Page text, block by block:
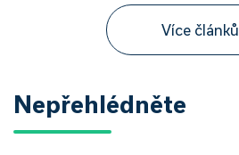
Více článků
Nepřehlédněte